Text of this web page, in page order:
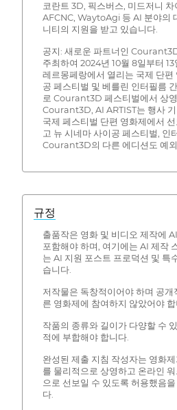
코란트 3D, 픽스버스, 미드저니
AFCNC, WaytoAgi 등 AI 분야의
니티의 지원을 받고 있습니다.
공지: 새로운 파트너인
주최하여 2024년 10월 8일부터
레르몽페랑에서 열리는 국제 단편
공 페스티벌 및 베를린 인터필름
로 Courant3D 페스티벌에서 상
Courant3D, AI ARTIST는 행사
국제 페스티벌 단편 영화제에서
고 뉴 시네마 사이공 페스티벌, 인
Courant3D의 다른 에디션도 예
규정
출품작은 영화 및 비디오 제작에
포함해야 하며, 여기에는 AI 제작
는 AI 지원 포스트 프로덕션 및 특
습니다.
저작물은 독창적이어야 하며 공
른 영화제에 참여하지 않았어야 합
작품의 종류와 길이가 다양할 수
적에 부합해야 합니다.
완성된 제출 지침 작성자는 영화
를 물리적으로 상영하고 온라인
으로 선보일 수 있도록 허용했음
다.